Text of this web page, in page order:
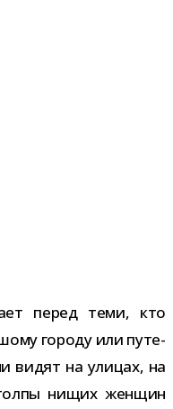
перед теми, кто
городу или путе­
видят на ули­цах, на
нищих жен­щин